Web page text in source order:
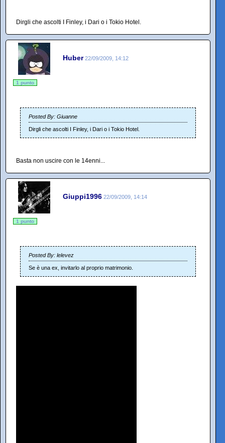
Dirgli che ascolti I Finley, i Dari o i Tokio Hotel.
Huber 22/09/2009, 14:12
1 punto
Posted By: Giuanne
Dirgli che ascolti I Finley, i Dari o i Tokio Hotel.
Basta non uscire con le 14enni...
Giuppi1996 22/09/2009, 14:14
1 punto
Posted By: lelevez
Se è una ex, invitarlo al proprio matrimonio.